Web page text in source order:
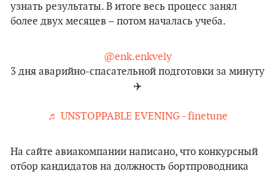
узнать результаты. В итоге весь процесс занял
более двух месяцев – потом началась учеба.
@enk.enkvely
3 дня аварийно-спасательной подготовки за минуту
✈️
♬ UNSTOPPABLE EVENING - finetune
На сайте авиакомпании написано, что конкурсный
отбор кандидатов на должность бортпроводника